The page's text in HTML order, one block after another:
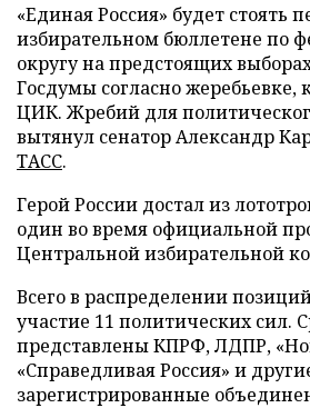
«Единая Россия» будет стоять
избирательном бюллетене по
округу на предстоящих
Госдумы согласно жеребьевке,
ЦИК. Жребий для
вытянул сенатор Александр
ТАСС.
Герой России достал из
один во время официальной
Центральной избирательной
Всего в распределении
участие 11 политических сил.
представлены КПРФ, ЛДПР,
«Справедливая Россия» и
зарегистрированные